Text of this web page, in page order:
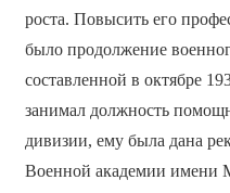
роста. Повысить его
было продолжение
составленной в октябре
занимал должность
дивизии, ему была дана
Военной академии имени